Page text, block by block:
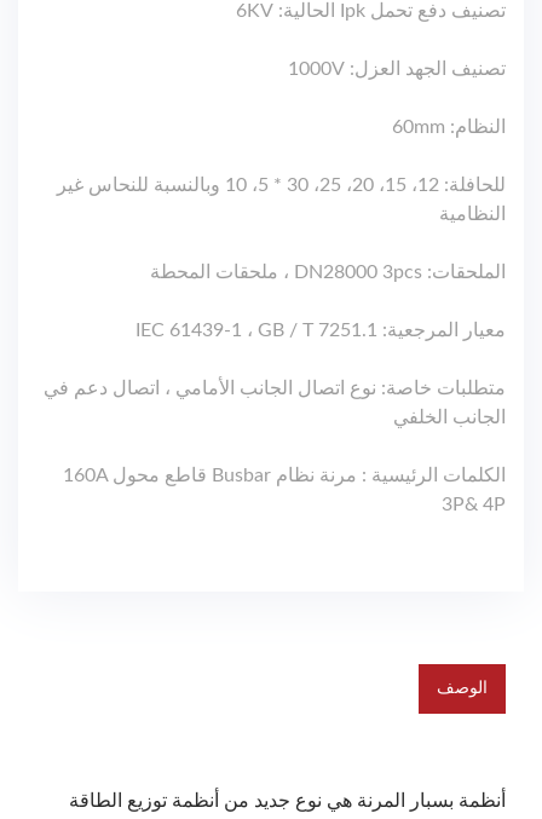
تصنيف دفع تحمل Ipk الحالية: 6KV
تصنيف الجهد العزل: 1000V
النظام: 60mm
للحافلة: 12، 15، 20، 25، 30 * 5، 10 وبالنسبة للنحاس غير
النظامية
الملحقات: DN28000 3pcs ، ملحقات المحطة
معيار المرجعية: IEC 61439-1 ، GB / T 7251.1
متطلبات خاصة: نوع اتصال الجانب الأمامي ، اتصال دعم في
الجانب الخلفي
الكلمات الرئيسية : مرنة نظام Busbar قاطع محول 160A
3P& 4P
الوصف
أنظمة بسبار المرنة هي نوع جديد من أنظمة توزيع الطاقة